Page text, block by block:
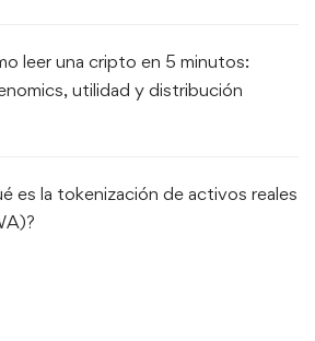
leer una cripto en 5 minutos:
utilidad y distribución
es la tokenización de activos reales